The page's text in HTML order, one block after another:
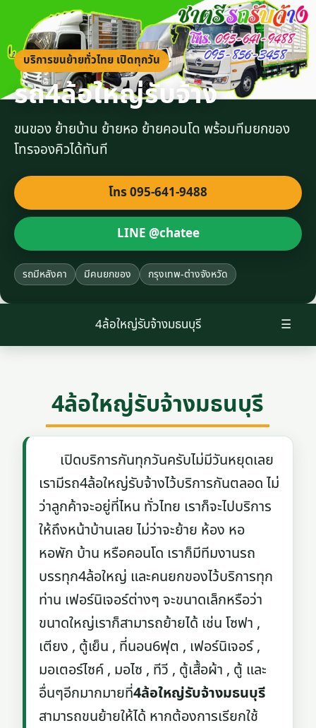
บริการขนย้ายทั่วไทย เปิดทุกวัน
รถ4ล้อใหญ่รับจ้าง
ขนของ ย้ายบ้าน ย้ายหอ ย้ายคอนโด พร้อมทีมยกของ
โทรจองคิวได้ทันที
โทร 095-641-9488
LINE @chatee
รถมีหลังคา มีคนยกของ กรุงเทพ-ต่างจังหวัด
☰
4ล้อใหญ่รับจ้างมธนบุรี
4ล้อใหญ่รับจ้างมธนบุรี
เปิดบริการกันทุกวันครับไม่มีวันหยุดเลย
เรามีรถ4ล้อใหญ่รับจ้างไว้บริการกันตลอด ไม่
ว่าลูกค้าจะอยู่ที่ไหน ทั่วไทย เราก็จะไปบริการ
ให้ถึงหน้าบ้านเลย ไม่ว่าจะย้าย ห้อง หอ
หอพัก บ้าน หรือคอนโด เราก็มีทีมงานรถ
บรรทุก4ล้อใหญ่ และคนยกของไว้บริการทุก
ท่าน เฟอร์นิเจอร์ต่างๆ จะขนาดเล็กหรือว่า
ขนาดใหญ่เราก็สามารถย้ายได้ เช่น โซฟา ,
เตียง , ตู้เย็น , ที่นอน6ฟุต , เฟอร์นิเจอร์ ,
มอเตอร์ไซค์ , มอไซ , ทีวี , ตู้เสื้อผ้า , ตู้ และ
อื่นๆอีกมากมายที่4ล้อใหญ่รับจ้างมธนบุรี
สามารถขนย้ายให้ได้ หากต้องการเรียกใช้